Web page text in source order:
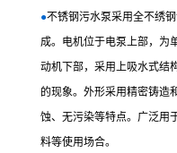
●不锈钢污水泵采用全不绣
成。电机位于电泵上部，为
动机下部，采用上吸水式结
的现象。外形采用精密铸造
蚀、无污染等特点。广泛用
料等使用场合。